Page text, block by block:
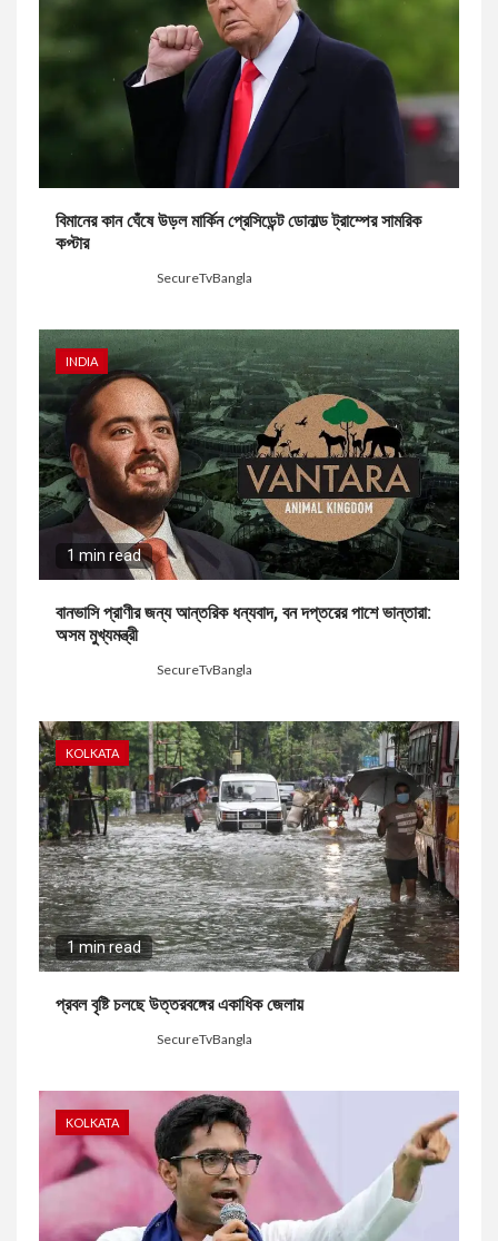
বিমানের কান ঘেঁষে উড়ল মার্কিন প্রেসিডেন্ট ডোনাল্ড ট্রাম্পের সামরিক
কপ্টার
SecureTvBangla
INDIA
1 min read
বানভাসি প্রাণীর জন্য আন্তরিক ধন্যবাদ, বন দপ্তরের পাশে ভান্তারা:
অসম মুখ্যমন্ত্রী
SecureTvBangla
KOLKATA
1 min read
প্রবল বৃষ্টি চলছে উত্তরবঙ্গের একাধিক জেলায়
SecureTvBangla
KOLKATA